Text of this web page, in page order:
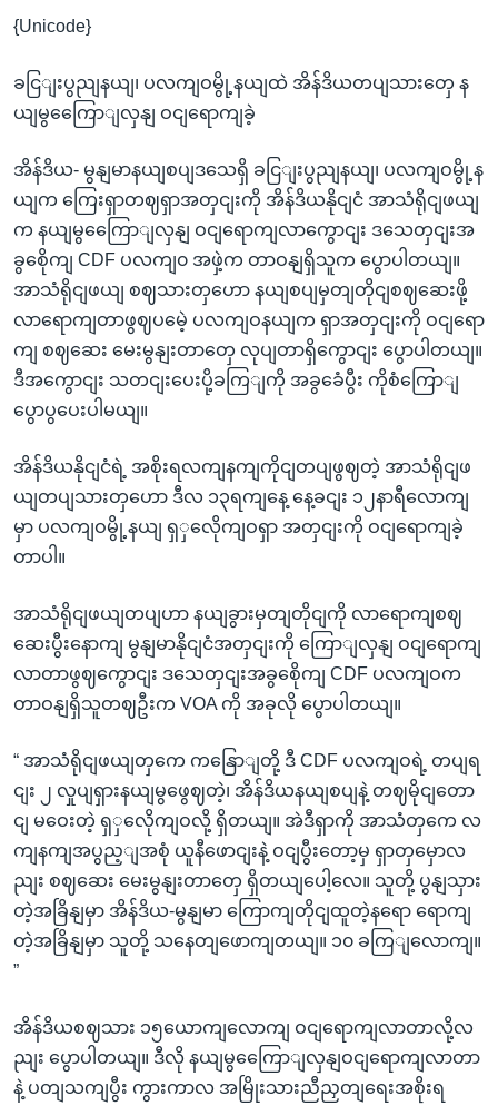
{Unicode}
ခငြျးပွညျနယျ၊ ပလကျဝမွို့နယျထဲ အိန်ဒိယတပျသားတှေ န
ယျမွကြေောျလှနျ ဝငျရောကျခဲ့
အိန်ဒိယ- မွနျမာနယျစပျဒသေရှိ ခငြျးပွညျနယျ၊ ပလကျဝမွို့န
ယျက ကြေးရှာတဈရှာအတှငျးကို အိန်ဒိယနိုငျငံ အာသံရိုငျဖယျ
က နယျမွကြေောျလှနျ ဝငျရောကျလာကွောငျး ဒသေတှငျးအ
ခွစေိုကျ CDF ပလကျ၀ အဖှဲ့က တာဝနျရှိသူက ပွောပါတယျ။
အာသံရိုငျဖယျ စဈသားတှဟော နယျစပျမှတျတိုငျစဈဆေးဖို့
လာရောကျတာဖွဈပမေဲ့ ပလကျဝနယျက ရှာအတှငျးကို ဝငျရော
ကျ စဈဆေး မေးမွနျးတာတှေ လုပျတာရှိကွောငျး ပွောပါတယျ။
ဒီအကွောငျး သတငျးပေးပို့ခကြျကို အခွခေံပွီး ကိုစံကြောျ
ပွောပွပေးပါမယျ။
အိန်ဒိယနိုငျငံရဲ့ အစိုးရလကျနကျကိုငျတပျဖွဈတဲ့ အာသံရိုငျဖ
ယျတပျသားတှဟော ဒီလ ၁၃ရကျနေ့ နေ့ခငျး ၁၂နာရီလောကျ
မှာ ပလကျဝမွို့နယျ ရှှလေိုကျဝရှာ အတှငျးကို ဝငျရောကျခဲ့
တာပါ။
အာသံရိုငျဖယျတပျဟာ နယျခွားမှတျတိုငျကို လာရောကျစဈ
ဆေးပွီးနောကျ မွနျမာနိုငျငံအတှငျးကို ကြောျလှနျ ဝငျရောကျ
လာတာဖွဈကွောငျး ဒသေတှငျးအခွစေိုကျ CDF ပလကျဝက
တာဝနျရှိသူတဈဦးက VOA ကို အခုလို ပွောပါတယျ။
“ အာသံရိုငျဖယျတှကေ ကနြောျတို့ ဒီ CDF ပလကျဝရဲ့ တပျရ
ငျး ၂ လှုပျရှားနယျမွဖွေဈတဲ့၊ အိန်ဒိယနယျစပျနဲ့ တဈမိုငျတော
ငျ မဝေးတဲ့ ရှှလေိုကျဝလို့ ရှိတယျ။ အဲဒီရှာကို အာသံတှကေ လ
ကျနကျအပွည့ျအစုံ ယူနီဖောငျးနဲ့ ဝငျပွီးတော့မှ ရှာတှမှောလ
ညျး စဈဆေး မေးမွနျးတာတှေ ရှိတယျပေါ့လေ။ သူတို့ ပွနျသှား
တဲ့အခြိနျမှာ အိန်ဒိယ-မွနျမာ ကြောကျတိုငျထူတဲ့နရော ရောကျ
တဲ့အခြိနျမှာ သူတို့ သနေတျဖောကျတယျ။ ၁၀ ခကြျလောကျ။
”
အိန်ဒိယစဈသား ၁၅ယောကျလောကျ ဝငျရောကျလာတာလို့လ
ညျး ပွောပါတယျ။ ဒီလို နယျမွကြေောျလှနျဝငျရောကျလာတာ
နဲ့ ပတျသကျပွီး ကွားကာလ အမြိုးသားညီညှတျရေးအစိုးရ